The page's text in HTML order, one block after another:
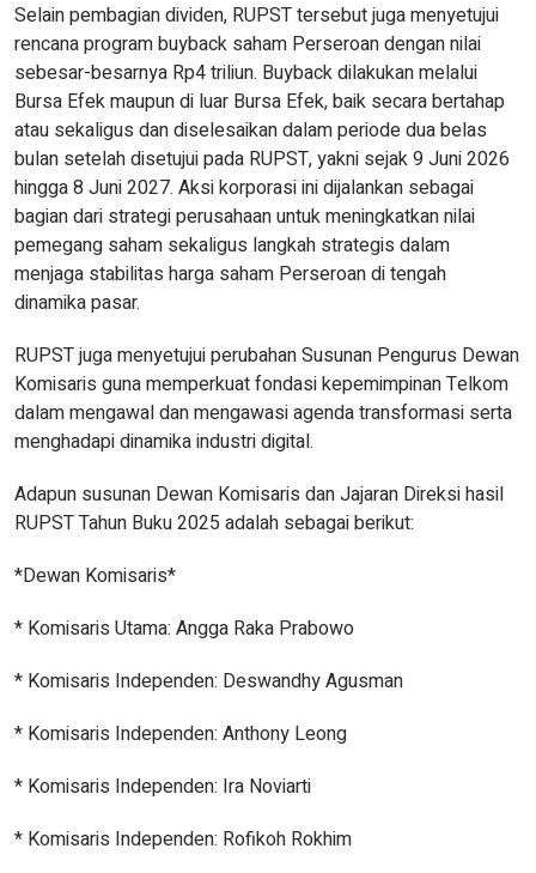
Selain pembagian dividen, RUPST tersebut juga menyetujui
rencana program buyback saham Perseroan dengan nilai
sebesar-besarnya Rp4 triliun. Buyback dilakukan melalui
Bursa Efek maupun di luar Bursa Efek, baik secara bertahap
atau sekaligus dan diselesaikan dalam periode dua belas
bulan setelah disetujui pada RUPST, yakni sejak 9 Juni 2026
hingga 8 Juni 2027. Aksi korporasi ini dijalankan sebagai
bagian dari strategi perusahaan untuk meningkatkan nilai
pemegang saham sekaligus langkah strategis dalam
menjaga stabilitas harga saham Perseroan di tengah
dinamika pasar.
RUPST juga menyetujui perubahan Susunan Pengurus Dewan
Komisaris guna memperkuat fondasi kepemimpinan Telkom
dalam mengawal dan mengawasi agenda transformasi serta
menghadapi dinamika industri digital.
Adapun susunan Dewan Komisaris dan Jajaran Direksi hasil
RUPST Tahun Buku 2025 adalah sebagai berikut:
*Dewan Komisaris*
* Komisaris Utama: Angga Raka Prabowo
* Komisaris Independen: Deswandhy Agusman
* Komisaris Independen: Anthony Leong
* Komisaris Independen: Ira Noviarti
* Komisaris Independen: Rofikoh Rokhim